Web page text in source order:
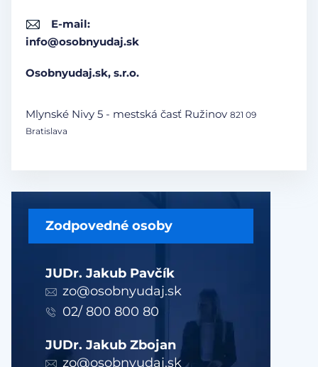
Zodpovedné osoby
JUDr. Jakub Pavčík
zo@osobnyudaj.sk
02/ 800 800 80
JUDr. Jakub Zbojan
zo@osobnyudaj.sk
E-mail:
info@osobnyudaj.sk
Osobnyudaj.sk, s.r.o.
Mlynské Nivy 5 - mestská časť Ružinov 821 09
Bratislava